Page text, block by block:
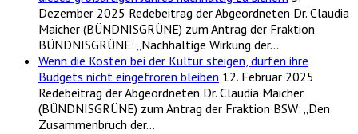
Dezember 2025 Redebeitrag der Abgeordneten Dr. Claudia
Maicher (BÜNDNISGRÜNE) zum Antrag der Fraktion
BÜNDNISGRÜNE: „Nachhaltige Wirkung der…
Wenn die Kosten bei der Kultur steigen, dürfen ihre
Budgets nicht eingefroren bleiben 12. Februar 2025
Redebeitrag der Abgeordneten Dr. Claudia Maicher
(BÜNDNISGRÜNE) zum Antrag der Fraktion BSW: „Den
Zusammenbruch der…